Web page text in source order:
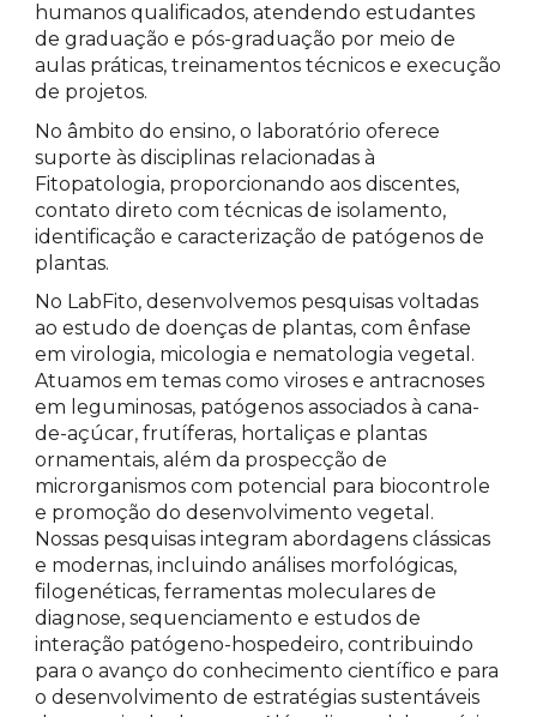
humanos qualificados, atendendo estudantes
de graduação e pós-graduação por meio de
aulas práticas, treinamentos técnicos e execução
de projetos.
No âmbito do ensino, o laboratório oferece
suporte às disciplinas relacionadas à
Fitopatologia, proporcionando aos discentes,
contato direto com técnicas de isolamento,
identificação e caracterização de patógenos de
plantas.
No LabFito, desenvolvemos pesquisas voltadas
ao estudo de doenças de plantas, com ênfase
em virologia, micologia e nematologia vegetal.
Atuamos em temas como viroses e antracnoses
em leguminosas, patógenos associados à cana-
de-açúcar, frutíferas, hortaliças e plantas
ornamentais, além da prospecção de
microrganismos com potencial para biocontrole
e promoção do desenvolvimento vegetal.
Nossas pesquisas integram abordagens clássicas
e modernas, incluindo análises morfológicas,
filogenéticas, ferramentas moleculares de
diagnose, sequenciamento e estudos de
interação patógeno-hospedeiro, contribuindo
para o avanço do conhecimento científico e para
o desenvolvimento de estratégias sustentáveis